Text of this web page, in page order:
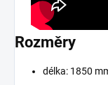
Rozměry
délka: 1850